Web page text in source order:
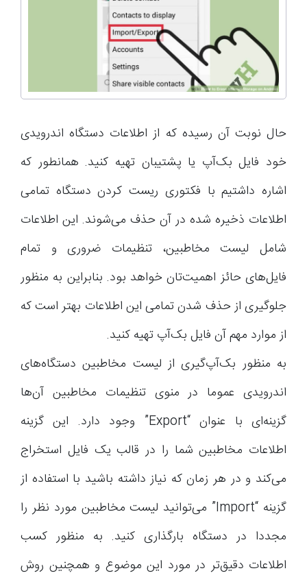
حال نوبت آن رسیده که از اطلاعات دستگاه اندرویدی
خود فایل بک‌آپ یا پشتیبان تهیه کنید. همانطور که
اشاره داشتیم با فکتوری ریست کردن دستگاه تمامی
اطلاعات ذخیره شده در آن حذف می‌شوند. این اطلاعات
شامل لیست مخاطبین، تنظیمات ضروری و تمام
فایل‌های حائز اهمیت‌تان خواهد بود. بنابراین به منظور
جلوگیری از حذف شدن تمامی این اطلاعات بهتر است که
از موارد مهم آن فایل بک‌آپ تهیه کنید.
به منظور بک‌آپ‌گیری از لیست مخاطبین دستگاه‌های
اندرویدی عموما در منوی تنظیمات مخاطبین آن‌ها
گزینه‌ای با عنوان “Export” وجود دارد. این گزینه
اطلاعات مخاطبین شما را در قالب یک فایل استخراج
می‌کند و در هر زمان که نیاز داشته باشید با استفاده از
گزینه “Import” می‌توانید لیست مخاطبین مورد نظر را
مجددا در دستگاه بارگذاری کنید. به منظور کسب
اطلاعات دقیق‌تر در مورد این موضوع و همچنین روش